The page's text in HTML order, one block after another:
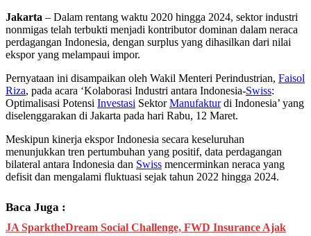
Jakarta – Dalam rentang waktu 2020 hingga 2024, sektor industri
nonmigas telah terbukti menjadi kontributor dominan dalam neraca
perdagangan Indonesia, dengan surplus yang dihasilkan dari nilai
ekspor yang melampaui impor.
Pernyataan ini disampaikan oleh Wakil Menteri Perindustrian, Faisol
Riza, pada acara ‘Kolaborasi Industri antara Indonesia-Swiss:
Optimalisasi Potensi Investasi SektorManufakturdi Indonesia’ yang
diselenggarakan di Jakarta pada hari Rabu, 12 Maret.
Meskipun kinerja ekspor Indonesia secara keseluruhan
menunjukkan tren pertumbuhan yang positif, data perdagangan
bilateral antara Indonesia dan Swiss mencerminkan neraca yang
defisit dan mengalami fluktuasi sejak tahun 2022 hingga 2024.
Baca Juga :
JA SparktheDream Social Challenge, FWD Insurance Ajak